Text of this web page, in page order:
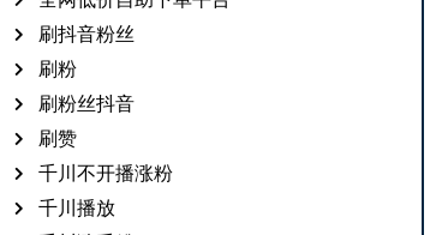
刷抖音粉丝
刷粉
刷粉丝抖音
刷赞
千川不开播涨粉
千川播放